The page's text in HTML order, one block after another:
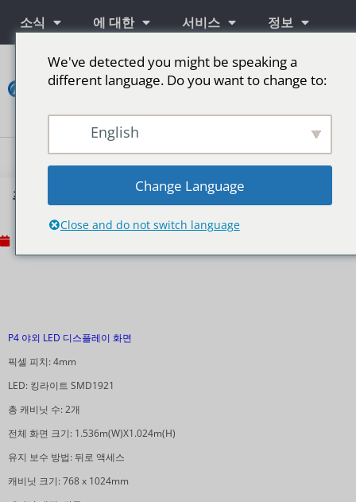
소식 에 대한 서비스 정보
연
락
푸에르토리코의 P4 실외 LED 디스플레이 화면.
P4 야외 LED 디스플레이 화면
픽셀 피치: 4mm
LED: 킹라이트 SMD1921
총 캐비닛 수: 2개
전체 화면 크기: 1.536m(W)X1.024m(H)
유지 보수 방법: 뒤로 액세스
캐비닛 크기: 768 x 1024mm
We've detected you might be speaking a
different language. Do you want to change to:
English
Change Language
Close and do not switch language